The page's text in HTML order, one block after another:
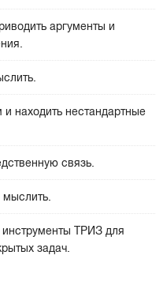
аргументы и
находить нестандартные
связь.
инструменты ТРИЗ для
задач.